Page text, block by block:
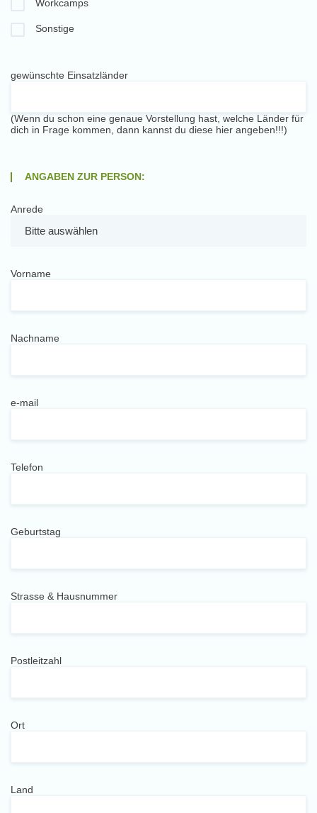
Workcamps
Sonstige
gewünschte Einsatzländer
(Wenn du schon eine genaue Vorstellung hast, welche Länder für
dich in Frage kommen, dann kannst du diese hier angeben!!!)
ANGABEN ZUR PERSON:
Anrede
Vorname
Nachname
e-mail
Telefon
Geburtstag
Strasse & Hausnummer
Postleitzahl
Ort
Land